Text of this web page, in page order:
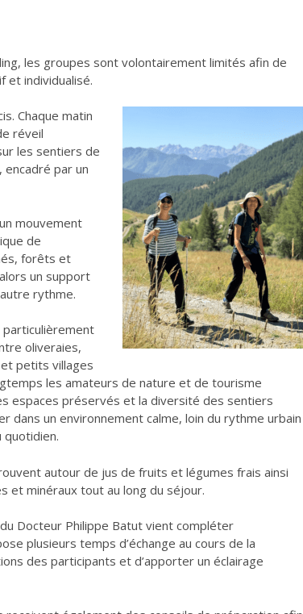
les groupes sont volontairement limités afin de
et individualisé.
Chaque matin
réveil
les sentiers de
encadré par un
mouvement
de
forêts et
un support
rythme.
particulièrement
oliveraies,
petits villages
les amateurs de nature et de tourisme
espaces préservés et la diversité des sentiers
dans un environnement calme, loin du rythme urbain
autour de jus de fruits et légumes frais ainsi
et minéraux tout au long du séjour.
Docteur Philippe Batut vient compléter
plusieurs temps d’échange au cours de la
des participants et d’apporter un éclairage